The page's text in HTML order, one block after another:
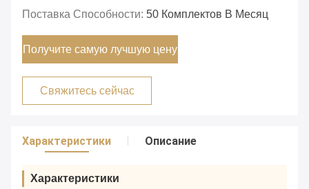
Поставка Способности: 50 Комплектов В Месяц
Получите самую лучшую цену
Свяжитесь сейчас
Характеристики Описание
Характеристики